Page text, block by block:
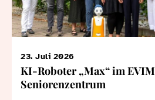
23. Juli 2026
KI-Roboter „Max“ im EVIM
Seniorenzentrum